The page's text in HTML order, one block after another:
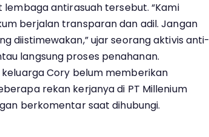
antirasuah tersebut. “Kami
berjalan transparan dan adil. Jangan
diistimewakan,” ujar seorang aktivis anti-
langsung proses penahanan.
Cory belum memberikan
rekan kerjanya di PT Millenium
berkomentar saat dihubungi.